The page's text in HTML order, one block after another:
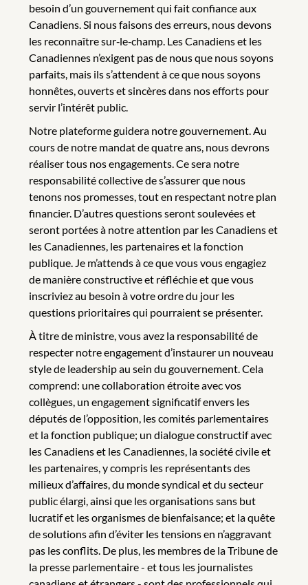
besoin d’un gouvernement qui fait confiance aux
Canadiens. Si nous faisons des erreurs, nous devons
les reconnaître sur‑le‑champ. Les Canadiens et les
Canadiennes n’exigent pas de nous que nous soyons
parfaits, mais ils s’attendent à ce que nous soyons
honnêtes, ouverts et sincères dans nos efforts pour
servir l’intérêt public.
Notre plateforme guidera notre gouvernement. Au
cours de notre mandat de quatre ans, nous devrons
réaliser tous nos engagements. Ce sera notre
responsabilité collective de s’assurer que nous
tenons nos promesses, tout en respectant notre plan
financier. D’autres questions seront soulevées et
seront portées à notre attention par les Canadiens et
les Canadiennes, les partenaires et la fonction
publique. Je m’attends à ce que vous vous engagiez
de manière constructive et réfléchie et que vous
inscriviez au besoin à votre ordre du jour les
questions prioritaires qui pourraient se présenter.
À titre de ministre, vous avez la responsabilité de
respecter notre engagement d’instaurer un nouveau
style de leadership au sein du gouvernement. Cela
comprend: une collaboration étroite avec vos
collègues, un engagement significatif envers les
députés de l’opposition, les comités parlementaires
et la fonction publique; un dialogue constructif avec
les Canadiens et les Canadiennes, la société civile et
les partenaires, y compris les représentants des
milieux d’affaires, du monde syndical et du secteur
public élargi, ainsi que les organisations sans but
lucratif et les organismes de bienfaisance; et la quête
de solutions afin d’éviter les tensions en n’aggravant
pas les conflits. De plus, les membres de la Tribune de
la presse parlementaire - et tous les journalistes